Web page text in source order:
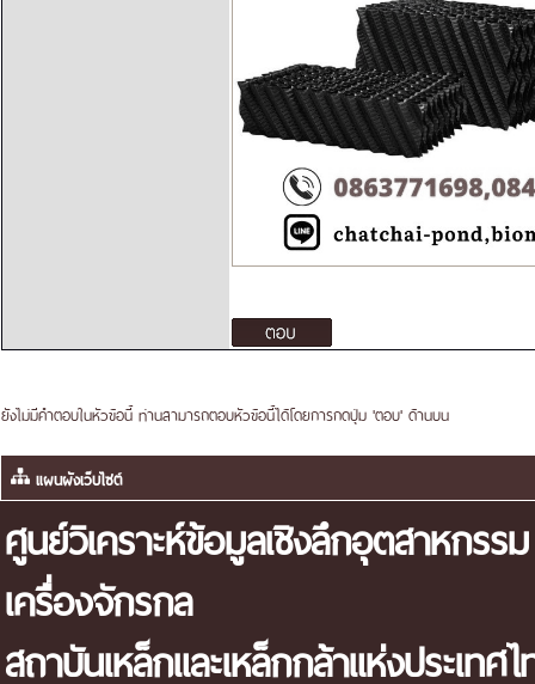
ยังไม่มีคำตอบในหัวข้อนี้ ท่านสามารถตอบหัวข้อนี้ได้โดยการกดปุ่ม 'ตอบ' ด้านบน
แผนผังเว็บไซต์
ศูนย์วิเคราะห์ข้อมูลเชิงลึกอุตสาหกรรม
เครื่องจักรกล
สถาบันเหล็กและเหล็กกล้าแห่งประเทศ